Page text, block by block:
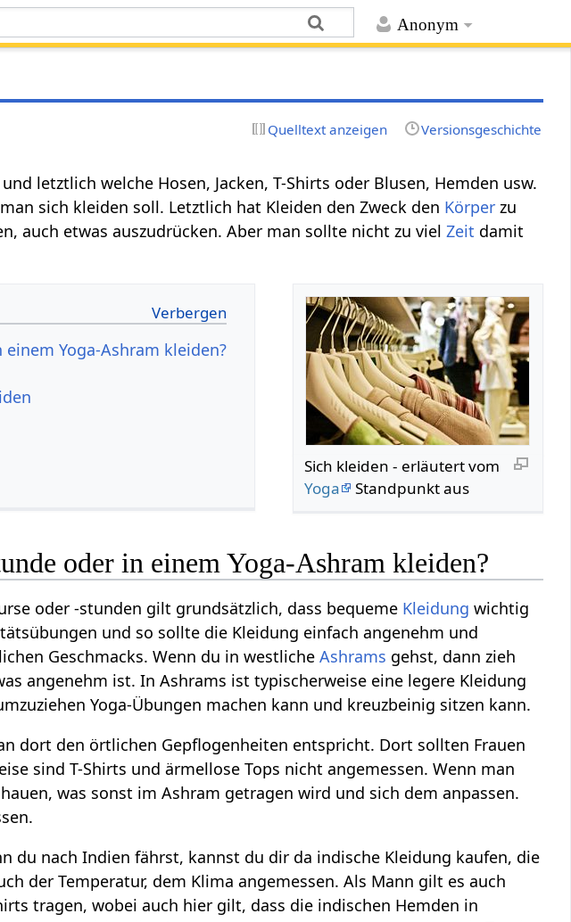
Anonym
Quelltext anzeigen Versionsgeschichte
letztlich welche Hosen, Jacken, T-Shirts oder Blusen, Hemden usw.
sich kleiden soll. Letztlich hat Kleiden den Zweck den Körper zu
auch etwas auszudrücken. Aber man sollte nicht zu vielZeit damit
Sich kleiden‏‎ - erläutert vom
Yoga
Standpunkt aus
Yoga-Ashram kleiden?
oder in einem Yoga-Ashram kleiden?
oder -stunden gilt grundsätzlich, dass bequeme Kleidung wichtig
und so sollte die Kleidung einfach angenehm und
Geschmacks. Wenn du in westlicheAshrams gehst, dann zieh
angenehm ist. In Ashrams ist typischerweise eine legere Kleidung
Yoga-Übungen machen kann und kreuzbeinig sitzen kann.
dort den örtlichen Gepflogenheiten entspricht. Dort sollten Frauen
sind T-Shirts und ärmellose Tops nicht angemessen. Wenn man
was sonst im Ashram getragen wird und sich dem anpassen.
du nach Indien fährst, kannst du dir da indische Kleidung kaufen, die
der Temperatur, dem Klima angemessen. Als Mann gilt es auch
tragen, wobei auch hier gilt, dass die indischen Hemden in